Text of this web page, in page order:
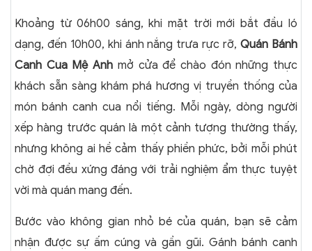
Khoảng từ 06h00 sáng, khi mặt trời mới bắt đầu ló
dạng, đến 10h00, khi ánh nắng trưa rực rỡ,Quán Bánh
Canh Cua Mệ Anh mở cửa để chào đón những thực
khách sẵn sàng khám phá hương vị truyền thống của
món bánh canh cua nổi tiếng. Mỗi ngày, dòng người
xếp hàng trước quán là một cảnh tượng thường thấy,
nhưng không ai hề cảm thấy phiền phức, bởi mỗi phút
chờ đợi đều xứng đáng với trải nghiệm ẩm thực tuyệt
vời mà quán mang đến.
Bước vào không gian nhỏ bé của quán, bạn sẽ cảm
nhận được sự ấm cúng và gần gũi. Gánh bánh canh